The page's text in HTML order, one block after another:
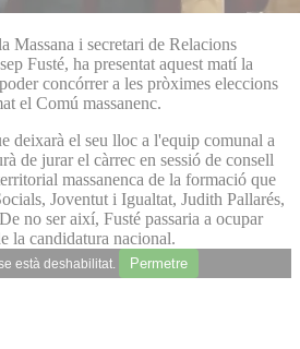
Massana i secretari de Relacions
Fusté, ha presentat aquest matí la
concórrer a les pròximes eleccions
el Comú massanenc.
deixarà el seu lloc a l'equip comunal a
de jurar el càrrec en sessió de consell
massanenca de la formació que
Joventut i Igualtat, Judith Pallarés,
no ser així, Fusté passaria a ocupar
la candidatura nacional.
està deshabilitat. Permetre